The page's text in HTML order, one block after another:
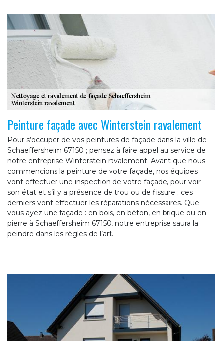
Peinture façade avec Winterstein ravalement
Pour s’occuper de vos peintures de façade dans la ville de
Schaeffersheim 67150 ; pensez à faire appel au service de
notre entreprise Winterstein ravalement. Avant que nous
commencions la peinture de votre façade, nos équipes
vont effectuer une inspection de votre façade, pour voir
son état et s’il y a présence de trou ou de fissure ; ces
derniers vont effectuer les réparations nécessaires. Que
vous ayez une façade : en bois, en béton, en brique ou en
pierre à Schaeffersheim 67150, notre entreprise saura la
peindre dans les règles de l’art.